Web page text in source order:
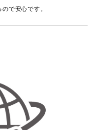
で安心です。